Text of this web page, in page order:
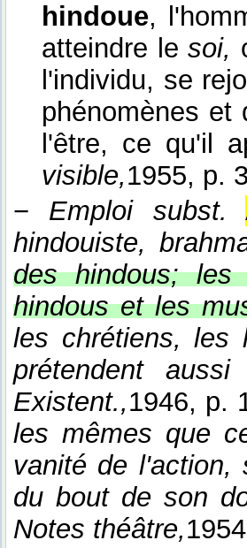
hindoue,
atteindre lesoi,
l'individu, se
phénomènes et
l'être, ce qu'il
visible,1955, p.
− Emploi subst.
hindouiste,
des hindous;
hindous et les
les chrétiens, les
prétendent
Existent.,1946, p.
les mêmes que
vanité de l'action,
du bout de son
Notes théâtre,1954